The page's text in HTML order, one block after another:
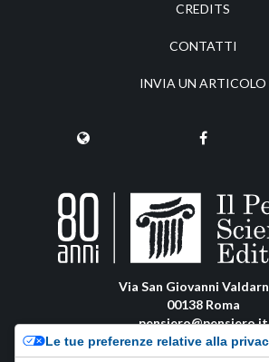
CREDITS
CONTATTI
INVIA UN ARTICOLO
Via San Giovanni
00138 Roma
pensiero@pensiero.it
Le tue preferenze relative alla